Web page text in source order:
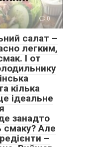
0
салат –
легким,
І от
кілька
ідеальне
занадто
смаку? Але
–